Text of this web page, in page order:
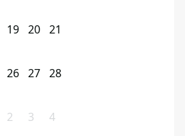
19 20 21
26 27 28
2 3 4